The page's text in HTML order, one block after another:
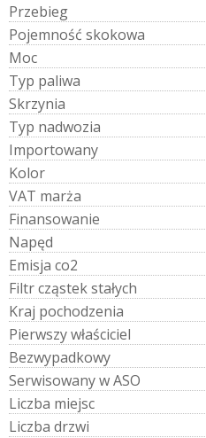
Przebieg
Pojemność skokowa
Moc
Typ paliwa
Skrzynia
Typ nadwozia
Importowany
Kolor
VAT marża
Finansowanie
Napęd
Emisja co2
Filtrcząstekstałych
Kraj pochodzenia
Pierwszywłaściciel
Bezwypadkowy
SerwisowanywASO
Liczba miejsc
Liczba drzwi